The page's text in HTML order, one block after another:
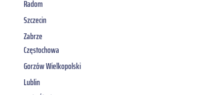
Radom
Szczecin
Zabrze
Częstochowa
Gorzów Wielkopolski
Lublin